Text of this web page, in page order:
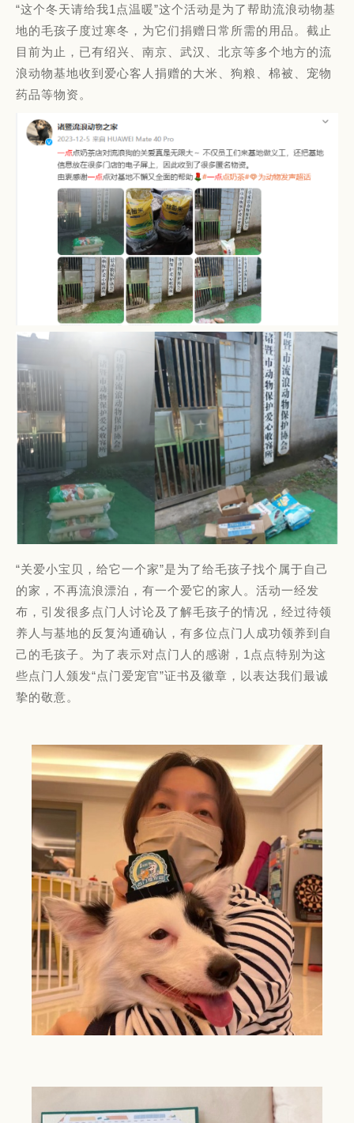
“这个冬天请给我1点温暖”这个活动是为了帮助流浪动物基
地的毛孩子度过寒冬，为它们捐赠日常所需的用品。截止
目前为止，已有绍兴、南京、武汉、北京等多个地方的流
浪动物基地收到爱心客人捐赠的大米、狗粮、棉被、宠物
药品等物资。
“关爱小宝贝，给它一个家”是为了给毛孩子找个属于自己
的家，不再流浪漂泊，有一个爱它的家人。活动一经发
布，引发很多点门人讨论及了解毛孩子的情况，经过待领
养人与基地的反复沟通确认，有多位点门人成功领养到自
己的毛孩子。为了表示对点门人的感谢，1点点特别为这
些点门人颁发“点门爱宠官”证书及徽章，以表达我们最诚
挚的敬意。